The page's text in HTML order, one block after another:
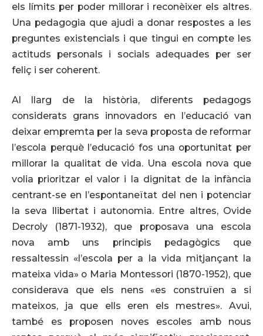
els límits per poder millorar i reconèixer els altres.
Una pedagogia que ajudi a donar respostes a les
preguntes existencials i que tingui en compte les
actituds personals i socials adequades per ser
feliç i ser coherent.
Al llarg de la història, diferents pedagogs
considerats grans innovadors en l’educació van
deixar empremta per la seva proposta de reformar
l’escola perquè l’educació fos una oportunitat per
millorar la qualitat de vida. Una escola nova que
volia prioritzar el valor i la dignitat de la infància
centrant-se en l’espontaneïtat del nen i potenciar
la seva llibertat i autonomia. Entre altres, Ovide
Decroly (1871-1932), que proposava una escola
nova amb uns principis pedagògics que
ressaltessin «l’escola per a la vida mitjançant la
mateixa vida» o Maria Montessori (1870-1952), que
considerava que els nens «es construïen a si
mateixos, ja que ells eren els mestres». Avui,
també es proposen noves escoles amb nous